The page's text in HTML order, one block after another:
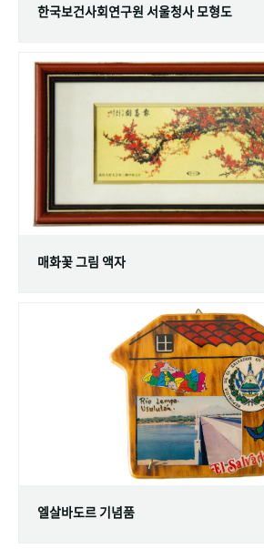
한국보건사회연구원 서울청사 모형도
매화꽃 그림 액자
엘살바도르 기념품